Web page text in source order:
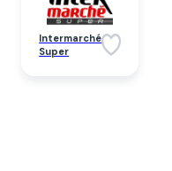
Intermarché
Super